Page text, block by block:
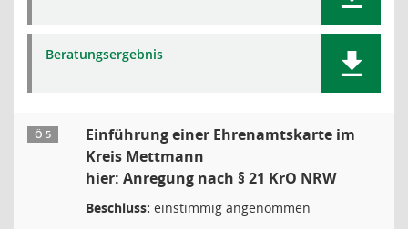
Beratungsergebnis
Ö 5
Einführung einer Ehrenamtskarte im
Kreis Mettmann
hier: Anregung nach § 21 KrO NRW
Beschluss: einstimmig angenommen